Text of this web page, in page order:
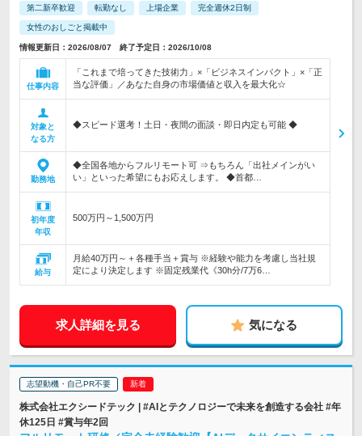
第二新卒歓迎 転勤なし 上場企業 完全週休2日制
女性のおしごと掲載中
情報更新日：2026/08/07 終了予定日：2026/10/08
仕事内容
「これまで培ってきた技術力」×「ビジネスインパクト」×「正
当な評価」／あなた自身の市場価値と収入を最大化☆
対象と
なる方
◆スピード選考！土日・夜間の面談・即日内定も可能 ◆
勤務地
◆全国各地からフルリモート可 ⇒もちろん「出社メインがい
い」といった希望にもお応えします。 ◆首都…
初年度
年収
500万円～1,500万円
給与
月給40万円～＋各種手当＋賞与 ※経験や能力を考慮し当社規
定により決定します ※固定残業代《30h分/7万6…
求人詳細を見る 気になる
志望動機・自己PR不要
株式会社エクシードテック | #AIとテクノロジーで未来を創造する会社 #年
休125日 #賞与年2回